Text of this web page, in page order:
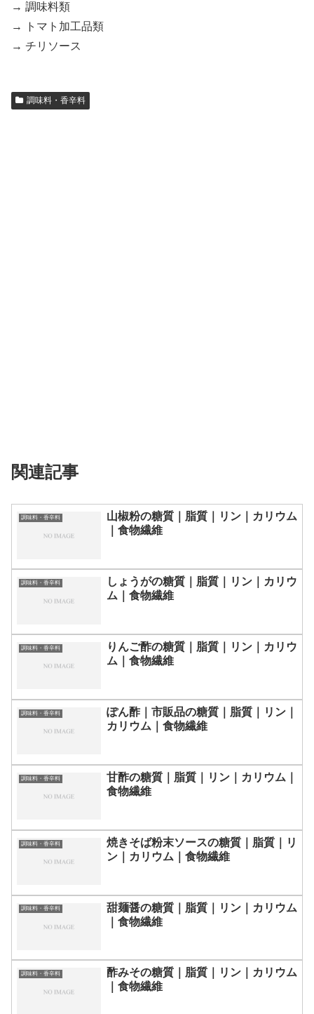
→ 調味料類
→ トマト加工品類
→ チリソース
調味料・香辛料
関連記事
調味料・香辛料
山椒粉の糖質｜脂質｜リン｜カリウム
｜食物繊維
調味料・香辛料
しょうがの糖質｜脂質｜リン｜カリウ
ム｜食物繊維
調味料・香辛料
りんご酢の糖質｜脂質｜リン｜カリウ
ム｜食物繊維
調味料・香辛料
ぽん酢｜市販品の糖質｜脂質｜リン｜
カリウム｜食物繊維
調味料・香辛料
甘酢の糖質｜脂質｜リン｜カリウム｜
食物繊維
調味料・香辛料
焼きそば粉末ソースの糖質｜脂質｜リ
ン｜カリウム｜食物繊維
調味料・香辛料
甜麺醤の糖質｜脂質｜リン｜カリウム
｜食物繊維
調味料・香辛料
酢みその糖質｜脂質｜リン｜カリウム
｜食物繊維